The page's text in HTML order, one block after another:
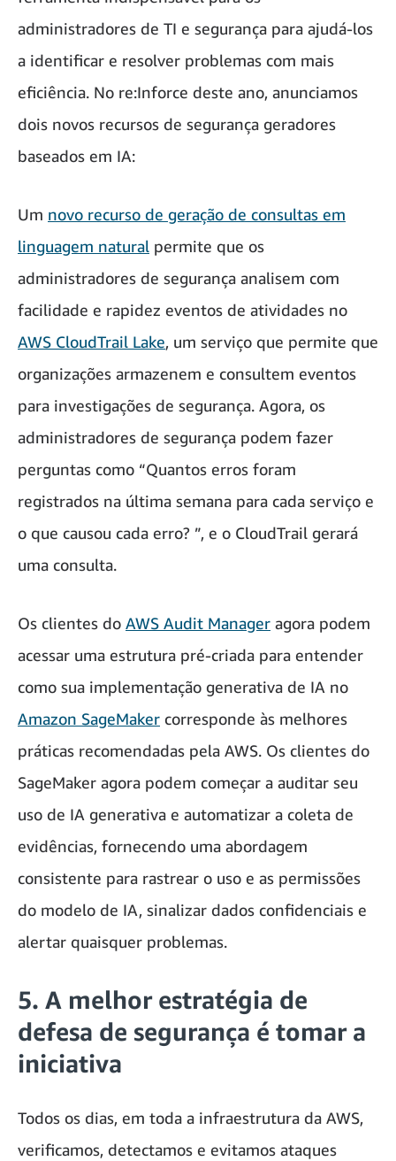
administradores de TI e segurança para ajudá-los
a identificar e resolver problemas com mais
eficiência. No re:Inforce deste ano, anunciamos
dois novos recursos de segurança geradores
baseados em IA:
Um novo recurso de geração de consultas em
linguagem natural permite que os
administradores de segurança analisem com
facilidade e rapidez eventos de atividades no
AWS CloudTrail Lake, um serviço que permite que
organizações armazenem e consultem eventos
para investigações de segurança. Agora, os
administradores de segurança podem fazer
perguntas como “Quantos erros foram
registrados na última semana para cada serviço e
o que causou cada erro? ”, e o CloudTrail gerará
uma consulta.
Os clientes do AWS Audit Manager agora podem
acessar uma estrutura pré-criada para entender
como sua implementação generativa de IA no
Amazon SageMaker corresponde às melhores
práticas recomendadas pela AWS. Os clientes do
SageMaker agora podem começar a auditar seu
uso de IA generativa e automatizar a coleta de
evidências, fornecendo uma abordagem
consistente para rastrear o uso e as permissões
do modelo de IA, sinalizar dados confidenciais e
alertar quaisquer problemas.
5. A melhor estratégia de
defesa de segurança é tomar a
iniciativa
Todos os dias, em toda a infraestrutura da AWS,
verificamos, detectamos e evitamos ataques